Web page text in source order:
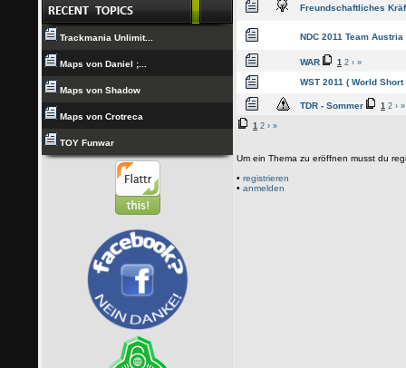
Trackmania Unlimit...
Maps von Daniel ;...
Maps von Shadow
Maps von Crotreca
TOY Funwar
Freundschaftliches
NDC 2011 Team Austria
WAR 1 2 › »
WST 2011 ( World Short
TDR - Sommer 1 2 › »
1 2 › »
Um ein Thema zu eröffnen musst du
• registrieren
• anmelden